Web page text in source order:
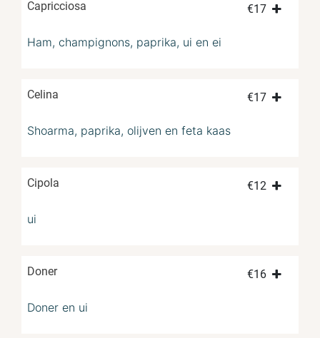
Capricciosa €17
Ham, champignons, paprika, ui en ei
Celina €17
Shoarma, paprika, olijven en feta kaas
Cipola €12
ui
Doner €16
Doner en ui